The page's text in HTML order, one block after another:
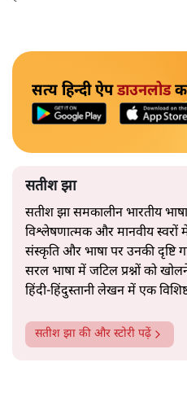
सत्य हिन्दी ऐपडाउनलोड
सतीश झा
सतीश झा समकालीन भारतीय
विश्लेषणात्मक और मानवीय स्वरों
संस्कृति और भाषा पर उनकी
सरल भाषा में जटिल प्रश्नों को
हिंदी‑हिंदुस्तानी लेखन में एक
सतीश झा की और स्टोरी पढ़ें